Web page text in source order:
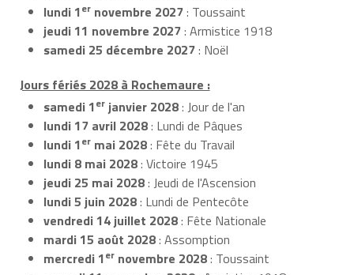
lundi 1er novembre 2027: Toussaint
jeudi 11 novembre 2027: Armistice 1918
samedi 25 décembre 2027: Noël
Jours fériés 2028 à Rochemaure :
samedi 1er janvier 2028: Jour de l'an
lundi 17 avril 2028: Lundi de Pâques
lundi 1er mai 2028: Fête du Travail
lundi 8 mai 2028: Victoire 1945
jeudi 25 mai 2028: Jeudi de l'Ascension
lundi 5 juin 2028: Lundi de Pentecôte
vendredi 14 juillet 2028: Fête Nationale
mardi 15 août 2028: Assomption
mercredi 1er novembre 2028: Toussaint